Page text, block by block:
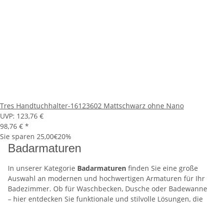
Tres Handtuchhalter-16123602 Mattschwarz ohne Nano
UVP: 123,76 €
98,76 € *
Sie sparen 25,00€20%
Badarmaturen
In unserer Kategorie Badarmaturen finden Sie eine große
Auswahl an modernen und hochwertigen Armaturen für Ihr
Badezimmer. Ob für Waschbecken, Dusche oder Badewanne
– hier entdecken Sie funktionale und stilvolle Lösungen, die